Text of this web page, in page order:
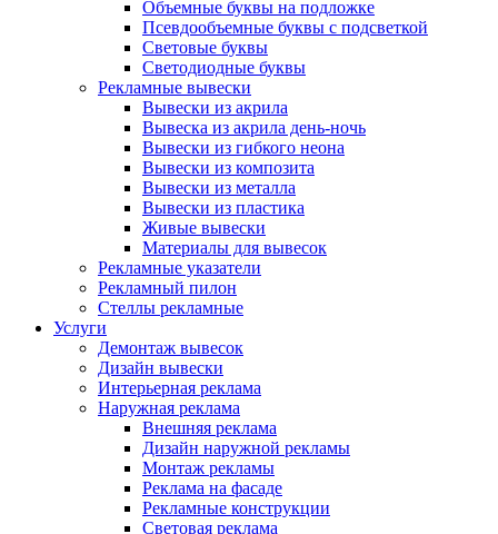
Объемные буквы на подложке
Псевдообъемные буквы с подсветкой
Световые буквы
Светодиодные буквы
Рекламные вывески
Вывески из акрила
Вывеска из акрила день-ночь
Вывески из гибкого неона
Вывески из композита
Вывески из металла
Вывески из пластика
Живые вывески
Материалы для вывесок
Рекламные указатели
Рекламный пилон
Стеллы рекламные
Услуги
Демонтаж вывесок
Дизайн вывески
Интерьерная реклама
Наружная реклама
Внешняя реклама
Дизайн наружной рекламы
Монтаж рекламы
Реклама на фасаде
Рекламные конструкции
Световая реклама